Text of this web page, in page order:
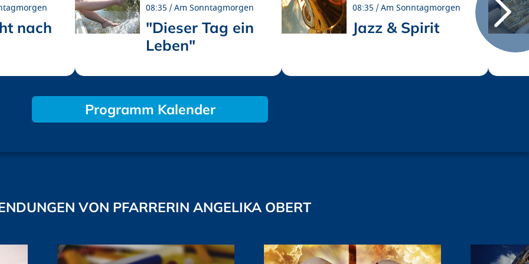
nach
08:35 Am Sonntagmorgen
"Dieser Tag ein
Leben"
08:35 Am Sonntagmorgen
Jazz & Spirit
Programm Kalender
VON PFARRERIN ANGELIKA OBERT